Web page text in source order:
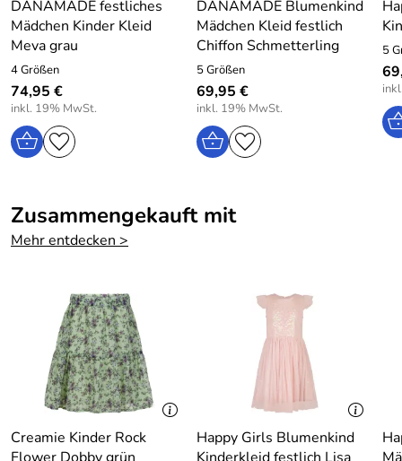
Atzmannstraße 4, Deutschland, www.eisend-kids.com
DANAMADE festliches
Mädchen Kinder Kleid
Meva grau
4 Größen
74,95 €
inkl. 19% MwSt.
DANAMADE Blumenkind
Mädchen Kleid festlich
Chiffon Schmetterling
5 Größen
69,95 €
inkl. 19% MwSt.
5
Zusammengekauft mit
Mehr entdecken >
Creamie Kinder Rock
Happy Girls Blumenkind